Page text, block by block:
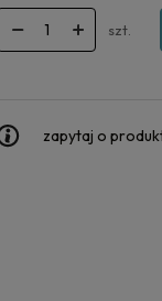
szt.
zapytaj o